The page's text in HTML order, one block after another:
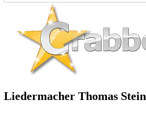
Liedermacher Thomas Stein